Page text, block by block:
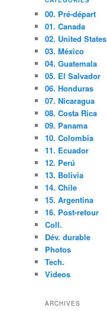
00. Pré-départ
01. Canada
02. United States
03. México
04. Guatemala
05. El Salvador
06. Honduras
07. Nicaragua
08. Costa Rica
09. Panama
10. Colombia
11. Ecuador
12. Perú
13. Bolivia
14. Chile
15. Argentina
16. Post-retour
Coll.
Dév. durable
Photos
Tech.
Videos
ARCHIVES